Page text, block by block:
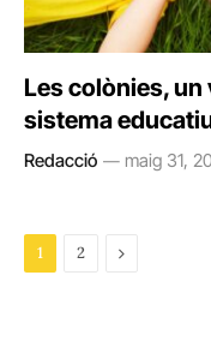
Les colònies,
sistema
Redacció maig 31,
1 2 Next